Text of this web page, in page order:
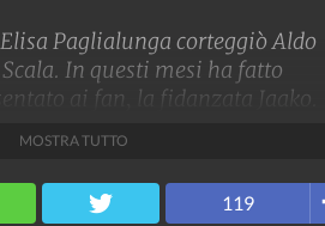
Paglialunga corteggiò Aldo
In questi mesi ha fatto
ai fan, la fidanzata Jaako.
video 76.076 foto
MOSTRA TUTTO
119